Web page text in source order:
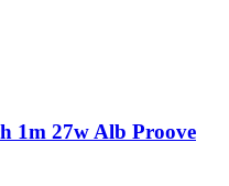
1m 27w Alb Proove